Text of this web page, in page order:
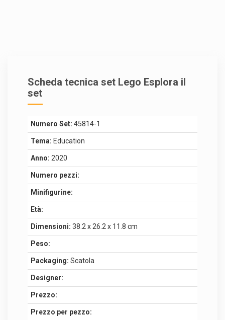
Scheda tecnica set Lego Esplora il
set
Numero Set: 45814-1
Tema: Education
Anno: 2020
Numero pezzi:
Minifigurine:
Età:
Dimensioni: 38.2 x 26.2 x 11.8 cm
Peso:
Packaging: Scatola
Designer:
Prezzo:
Prezzo per pezzo: